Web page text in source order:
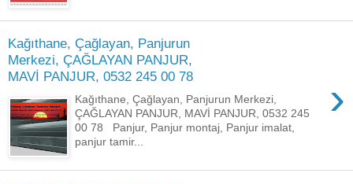
Kağıthane, Çağlayan, Panjurun
Merkezi, ÇAĞLAYAN PANJUR,
MAVİ PANJUR, 0532 245 00 78
›
Kağıthane, Çağlayan, Panjurun Merkezi,
ÇAĞLAYAN PANJUR, MAVİ PANJUR, 0532 245
00 78 Panjur, Panjur montaj, Panjur imalat,
panjur tamir...